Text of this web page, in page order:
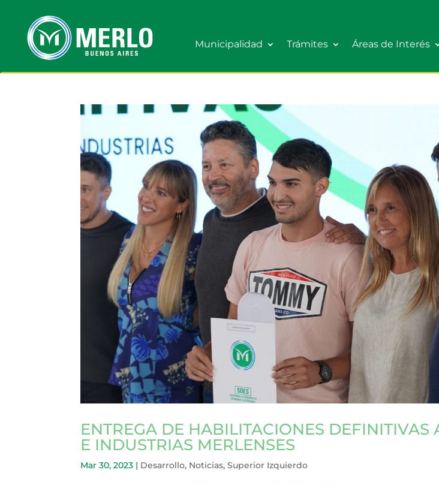
Municipalidad Trámites Áreas de Interés
ENTREGA DE HABILITACIONES DEFINITIVAS
E INDUSTRIAS MERLENSES
Mar 30, 2023 | Desarrollo, Noticias,Superior Izquierdo